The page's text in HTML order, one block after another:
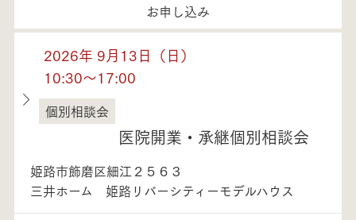
お申し込み
2026年 9月13日（日）
10:30～17:00
兵庫県
個別相談会
医院開業・承継個別相談会
姫路市飾磨区細江２５６３
三井ホーム 姫路リバーシティーモデルハウス